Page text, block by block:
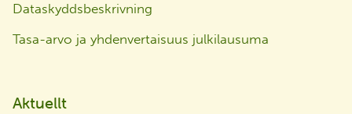
Dataskyddsbeskrivning
Tasa-arvo ja yhdenvertaisuus julkilausuma
Aktuellt